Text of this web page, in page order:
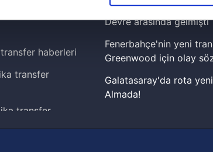
bu çerezlere izin vermedikleri
hizmet sunabilmek için İnternet Sitemizde
çeşitli kişisel verileriniz işlenmekte olup
Diğer çerezler, sitemizin daha işlevsel
faaliyetlerinin yapılması, amaçlarıyla sınırlı
tercihlerinizi aşağıda yer alan panel vasıtasıyla
Verilerin Korunması Kanunu uyarınca
haberleri
transfer
transfer
Fenerbahçe'de sürpriz
Devre arasında gelmişti
Fenerbahçe'nin yeni
Greenwood için olay
Galatasaray'da rota
Almada!
muhtemel rakibi belli